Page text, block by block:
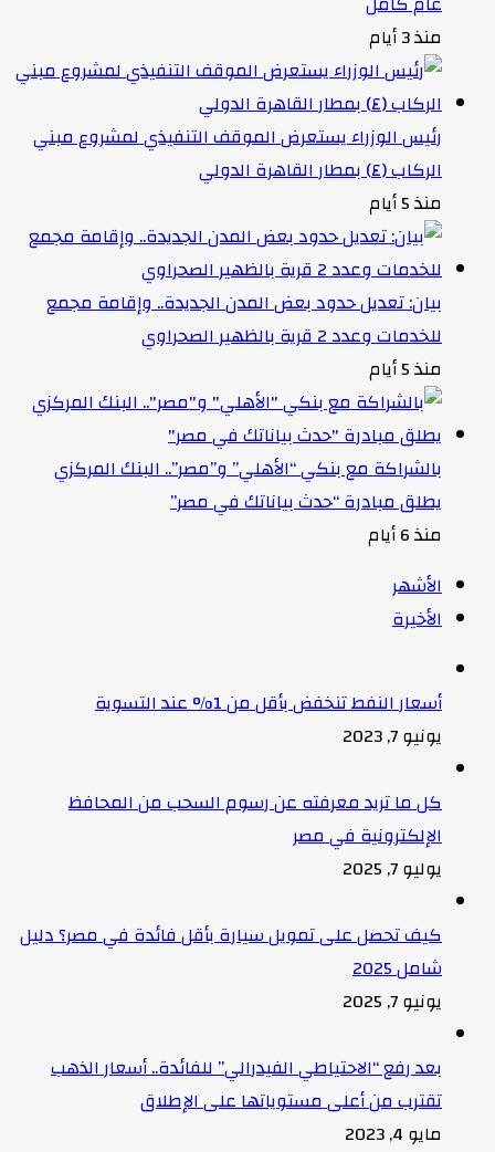
منذ 3 أيام
رئيس الوزراء يستعرض الموقف التنفيذي لمشروع مبني
الركاب (٤) بمطار القاهرة الدولي
منذ 5 أيام
بيان: تعديل حدود بعض المدن الجديدة.. وإقامة مجمع
للخدمات وعدد 2 قرية بالظهير الصحراوي
منذ 5 أيام
بالشراكة مع بنكي “الأهلي” و”مصر”.. البنك المركزي
يطلق مبادرة “حدث بياناتك في مصر”
منذ 6 أيام
الأشهر
الأخيرة
أسعار النفط تنخفض بأقل من 1% عند التسوية
يونيو 7, 2023
كل ما تريد معرفته عن رسوم السحب من المحافظ
الإلكترونية في مصر
يوليو 7, 2025
كيف تحصل على تمويل سيارة بأقل فائدة في مصر؟ دليل
شامل 2025
يونيو 7, 2025
بعد رفع “الاحتياطي الفيدرالي” للفائدة.. أسعار الذهب
تقترب من أعلى مستوياتها على الإطلاق
مايو 4, 2023